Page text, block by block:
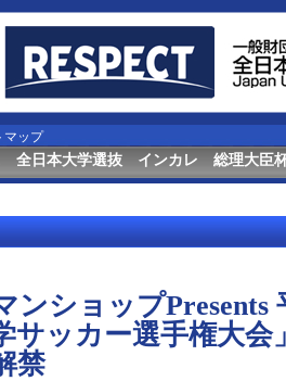
マップ
全日本大学選抜 インカレ 総理大臣
ンショップPresents
サッカー選手権大
禁